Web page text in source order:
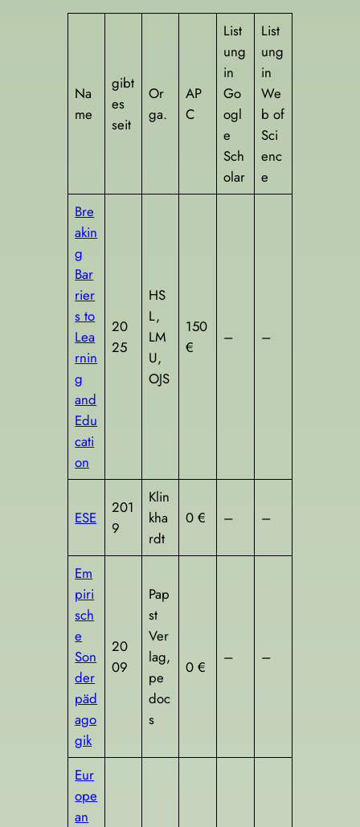
Na
me
gibt
es
seit
Or
ga.
AP
C
List
ung
in
Go
ogl
e
Sch
olar
List
ung
in
We
b of
Sci
enc
e
Bre
akin
g
Bar
rier
s to
Lea
rnin
g
and
Edu
cati
on
20
25
HS
L,
LM
U,
OJS
150
€
– –
ESE
201
9
Klin
kha
rdt
0 € – –
Em
piri
sch
e
Son
der
päd
ago
gik
20
09
Pap
st
Ver
lag,
pe
doc
s
0 €
– –
Eur
ope
an